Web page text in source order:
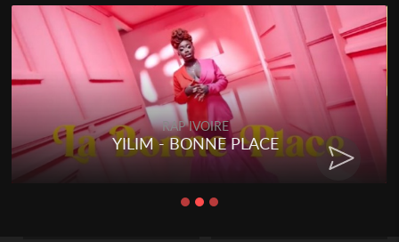
RAP IVOIRE
YILIM - BONNE PLACE